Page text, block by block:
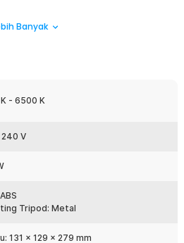
dengan fitur stepless dimming 1-
tingkat yang diinginkan.
Anda bisa memilih warna dari seluruh
pekat warna yang ditampilkan.
studio mampu menghasilkan cahaya
detail serta warna objek agar
aslinya.
Banyak
- 6500 K
V
Tripod: Metal
131 x 129 x 279 mm